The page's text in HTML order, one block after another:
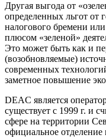
Другая выгода от
определенных льгот от
налогового бремени
плюсом «зеленой»
Это может быть как и
(возобновляемые)
современных
заметное повышение
DEAC является
существует с 1999 г. и
сфере на территории
официальное отделение